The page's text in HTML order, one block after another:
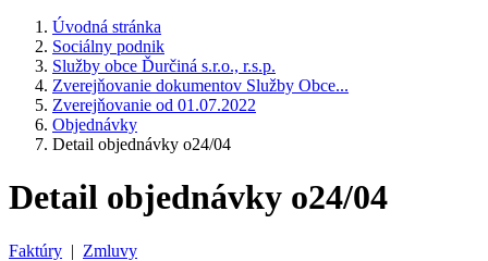
Úvodná stránka
Sociálny podnik
Služby obce Ďurčiná s.r.o., r.s.p.
Zverejňovanie dokumentov Služby Obce...
Zverejňovanie od 01.07.2022
Objednávky
Detail objednávky o24/04
Detail objednávky o24/04
Faktúry | Zmluvy